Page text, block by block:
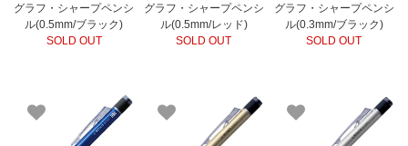
グラフ・シャープペンシ
ル(0.5mm/ブラック)
SOLD OUT
グラフ・シャープペンシ
ル(0.5mm/レッド)
SOLD OUT
グラフ・シャープペンシ
ル(0.3mm/ブラック)
SOLD OUT